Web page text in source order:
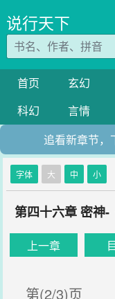
说行天下
首页 玄幻
科幻
言情
追看新章节，
字体 大 中 小
第四十六章 密神-
上一章
第(2/3)页